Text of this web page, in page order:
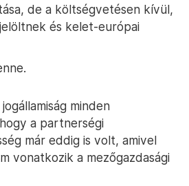
de a költségvetésen kívül,
és kelet-európai
minden
a partnerségi
már eddig is volt, amivel
vonatkozik a mezőgazdasági